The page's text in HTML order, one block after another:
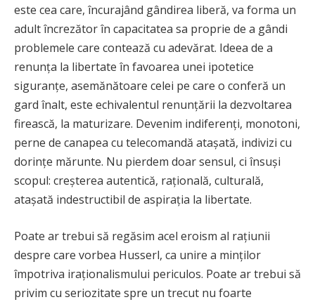
este cea care, încurajând gândirea liberă, va forma un
adult încrezător în capacitatea sa proprie de a gândi
problemele care contează cu adevărat. Ideea de a
renunța la libertate în favoarea unei ipotetice
siguranțe, asemănătoare celei pe care o conferă un
gard înalt, este echivalentul renunțării la dezvoltarea
firească, la maturizare. Devenim indiferenți, monotoni,
perne de canapea cu telecomandă atașată, indivizi cu
dorințe mărunte. Nu pierdem doar sensul, ci însuși
scopul: creșterea autentică, rațională, culturală,
atașată indestructibil de aspirația la libertate.
Poate ar trebui să regăsim acel eroism al rațiunii
despre care vorbea Husserl, ca unire a minților
împotriva iraționalismului periculos. Poate ar trebui să
privim cu seriozitate spre un trecut nu foarte